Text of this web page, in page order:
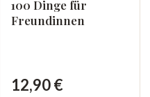
100 Dinge für
Freundinnen
12,90 €